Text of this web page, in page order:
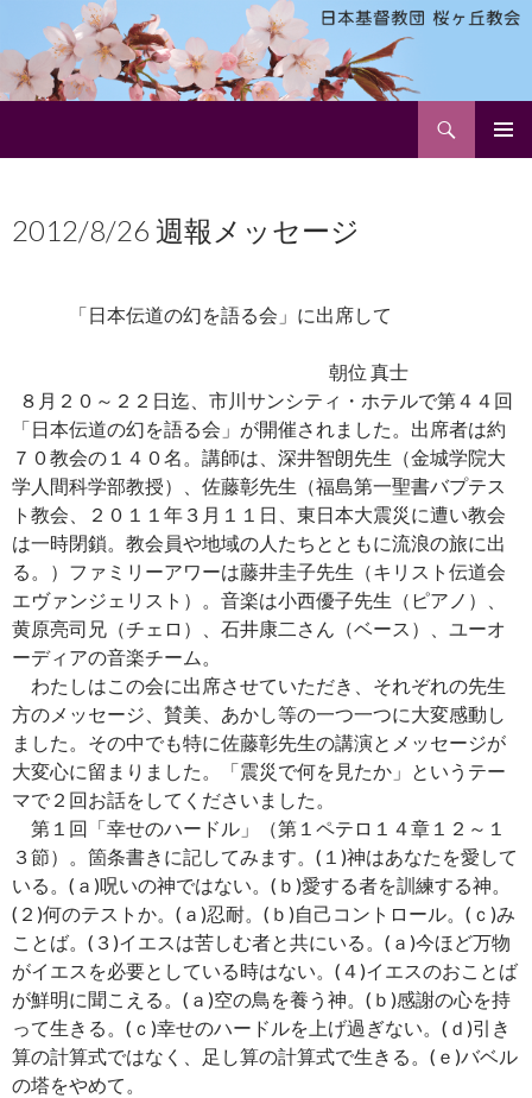
ン
2012/8/26 週報メッセージ
「日本伝道の幻を語る会」に出席して
朝位 真士
８月２０～２２日迄、市川サンシティ・ホテルで第４４回
「日本伝道の幻を語る会」が開催されました。出席者は約
７０教会の１４０名。講師は、深井智朗先生（金城学院大
学人間科学部教授）、佐藤彰先生（福島第一聖書バプテス
ト教会、２０１１年３月１１日、東日本大震災に遭い教会
は一時閉鎖。教会員や地域の人たちとともに流浪の旅に出
る。）ファミリーアワーは藤井圭子先生（キリスト伝道会
エヴァンジェリスト）。音楽は小西優子先生（ピアノ）、
黄原亮司兄（チェロ）、石井康二さん（ベース）、ユーオ
ーディアの音楽チーム。
わたしはこの会に出席させていただき、それぞれの先生
方のメッセージ、賛美、あかし等の一つ一つに大変感動し
ました。その中でも特に佐藤彰先生の講演とメッセージが
大変心に留まりました。「震災で何を見たか」というテー
マで２回お話をしてくださいました。
第１回「幸せのハードル」（第１ペテロ１４章１２～１
３節）。箇条書きに記してみます。(１)神はあなたを愛して
いる。(ａ)呪いの神ではない。(ｂ)愛する者を訓練する神。
(２)何のテストか。(ａ)忍耐。(ｂ)自己コントロール。(ｃ)み
ことば。(３)イエスは苦しむ者と共にいる。(ａ)今ほど万物
がイエスを必要としている時はない。(４)イエスのおことば
が鮮明に聞こえる。(ａ)空の鳥を養う神。(ｂ)感謝の心を持
って生きる。(ｃ)幸せのハードルを上げ過ぎない。(ｄ)引き
算の計算式ではなく、足し算の計算式で生きる。(ｅ)バベル
の塔をやめて。